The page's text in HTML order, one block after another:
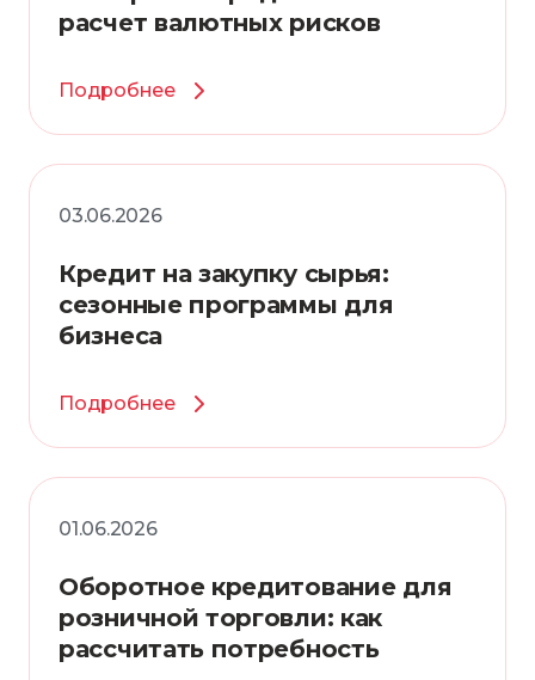
расчет валютных рисков
Подробнее
03.06.2026
Кредит на закупку сырья:
сезонные программы для
бизнеса
Подробнее
01.06.2026
Оборотное кредитование для
розничной торговли: как
рассчитать потребность